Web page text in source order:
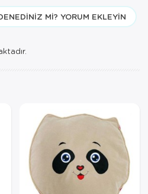
MI? YORUM EKLEYIN